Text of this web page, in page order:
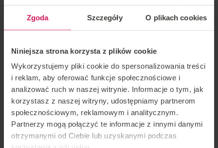
Zgoda Szczegóły O plikach cookies
Niniejsza strona korzysta z plików cookie
Wykorzystujemy pliki cookie do spersonalizowania treści
i reklam, aby oferować funkcje społecznościowe i
analizować ruch w naszej witrynie. Informacje o tym, jak
korzystasz z naszej witryny, udostępniamy partnerom
społecznościowym, reklamowym i analitycznym.
Partnerzy mogą połączyć te informacje z innymi danymi
otrzymanymi od Ciebie lub uzyskanymi podczas
SOLO FREESTYLE:
Norway
OsiągnięciaFabiana :
Ponad 2000 godzin w tunelu
Ponad 10 lat profesjonalnego coachingu w tunelu
Około 2500 skoków